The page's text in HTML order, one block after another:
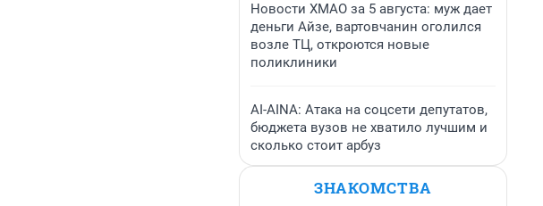
Новости ХМАО за 5 августа: муж дает
деньги Айзе, вартовчанин оголился
возле ТЦ, откроются новые
поликлиники
AI-AINA: Атака на соцсети депутатов,
бюджета вузов не хватило лучшим и
сколько стоит арбуз
ЗНАКОМСТВА